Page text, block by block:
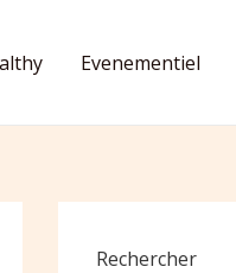
Evenementiel
Rechercher